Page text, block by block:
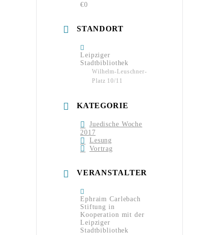
€0
STANDORT
Leipziger
Stadtbibliothek
Wilhelm-Leuschner-
Platz 10/11
KATEGORIE
Juedische Woche
2017
Lesung
Vortrag
VERANSTALTER
Ephraim Carlebach
Stiftung in
Kooperation mit der
Leipziger
Stadtbibliothek